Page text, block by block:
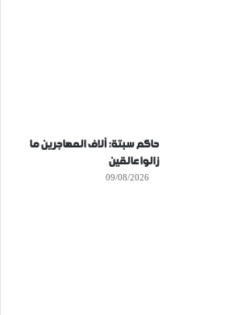
حاكم سبتة: آلاف المهاجرين ما
زالوا عالقين
09/08/2026